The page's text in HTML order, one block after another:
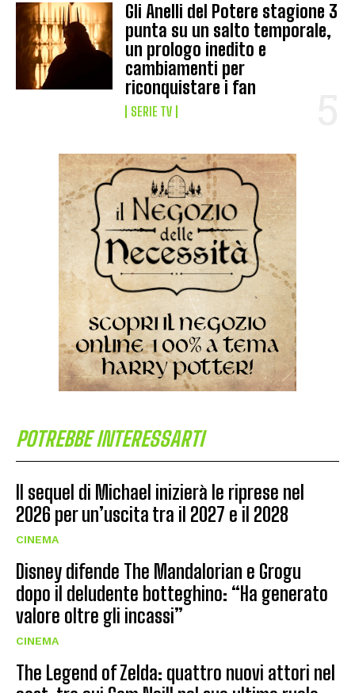
Gli Anelli del Potere stagione 3
punta su un salto temporale,
un prologo inedito e
cambiamenti per
riconquistare i fan
SERIE TV
POTREBBE INTERESSARTI
Il sequel di Michael inizierà le riprese nel
2026 per un’uscita tra il 2027 e il 2028
CINEMA
Disney difende The Mandalorian e Grogu
dopo il deludente botteghino: “Ha generato
valore oltre gli incassi”
CINEMA
The Legend of Zelda: quattro nuovi attori nel